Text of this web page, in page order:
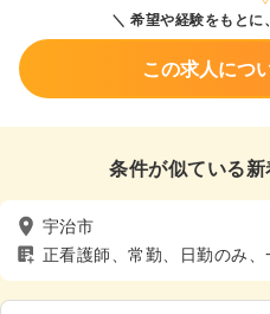
希望や経験をもとに
この求人につ
条件が似ている
宇治市
正看護師、常勤、日勤のみ